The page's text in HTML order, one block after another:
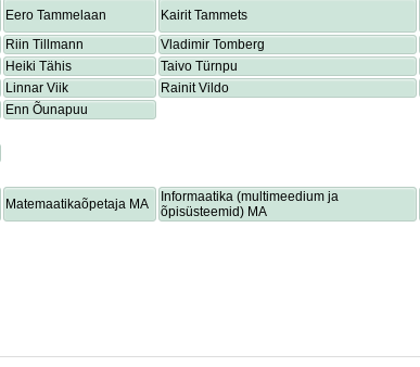
Eero Tammelaan Kairit Tammets
Riin Tillmann Vladimir Tomberg
Heiki Tähis Taivo Türnpu
Linnar Viik Rainit Vildo
Enn Õunapuu
Matemaatikaõpetaja MA
Informaatika (multimeedium ja
õpisüsteemid) MA